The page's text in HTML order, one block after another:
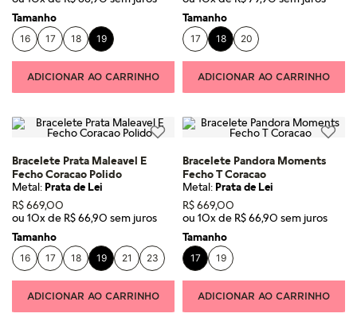
Tamanho
16 17 18 19
ADICIONAR AO CARRINHO
Tamanho
17 18 20
ADICIONAR AO CARRINHO
Bracelete Prata Maleavel E
Fecho Coracao Polido
Metal:Prata de Lei
R$669,00
ou 10x de R$66,90
Tamanho
16 17 18 19 21 23
ADICIONAR AO CARRINHO
Bracelete Pandora Moments
Fecho T Coracao
Metal:Prata de Lei
R$669,00
ou 10x de R$66,90
Tamanho
17 19
ADICIONAR AO CARRINHO